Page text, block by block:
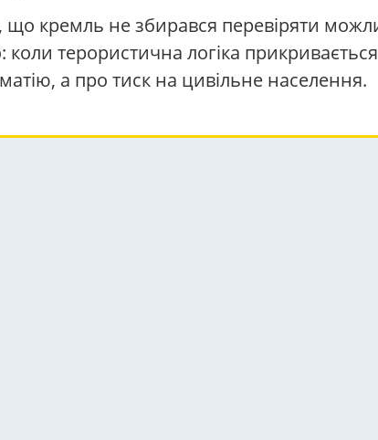
кремль не збирався перевіряти
коли терористична логіка
а про тиск на цивільне населення.